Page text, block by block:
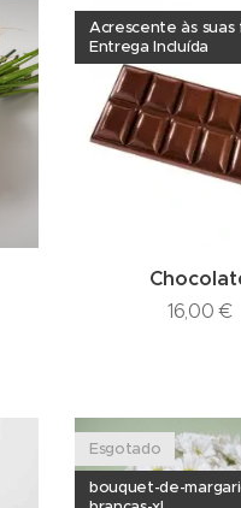
Acrescente às suas
Entrega Incluída
16,00 €
Esgotado
bouquet-de-